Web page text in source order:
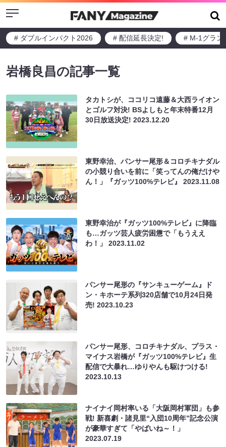
Menu
# ダブルインパクト2026 # 配信延長決定! # M-1グラン
岩橋良昌の記事一覧
タカトシが、ココリコ遠藤＆大西ライオン
とゴルフ対決! BSよしもと年末特番12月
30日放送決定!2023.12.20
東野幸治、パンサー尾形＆コロチキナダル
の小競り合いを前に「笑ってんの俺だけや
ん！」『ガッツ100%テレビ』2023.11.08
東野幸治が『ガッツ100%テレビ』に降臨
も…ガッツ芸人疲労困憊で「もうええ
わ！」2023.11.02
パンサー尾形の『サンキューゲーム』ド
ン・キホーテ系列320店舗で10月24日発
売!2023.10.23
パンサー尾形、コロチキナダル、プラス・
マイナス岩橋が『ガッツ100%テレビ』生
配信で大暴れ…ゆりやんも駆けつける!
2023.10.13
ナイナイ岡村率いる「大阪岡村軍団」も参
戦! 新喜劇・諸見里“入団10周年”記念公演
が豪華すぎて「やばいね～！」
2023.07.19